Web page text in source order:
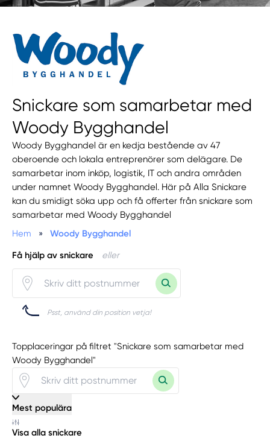
Snickare som samarbetar med
Woody Bygghandel
Woody Bygghandel är en kedja bestående av 47
oberoende och lokala entreprenörer som delägare. De
samarbetar inom inköp, logistik, IT och andra områden
under namnet Woody Bygghandel. Här på Alla Snickare
kan du smidigt söka upp och få offerter från snickare som
samarbetar med Woody Bygghandel
Hem
» Woody Bygghandel
Få hjälp av snickare eller
Psst, använd din position vetja!
Topplaceringar på filtret "Snickare som samarbetar med
Woody Bygghandel"
Mest populära
Visa alla snickare